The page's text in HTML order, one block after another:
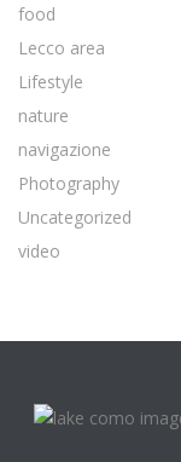
food
Lecco area
Lifestyle
nature
navigazione
Photography
Uncategorized
video